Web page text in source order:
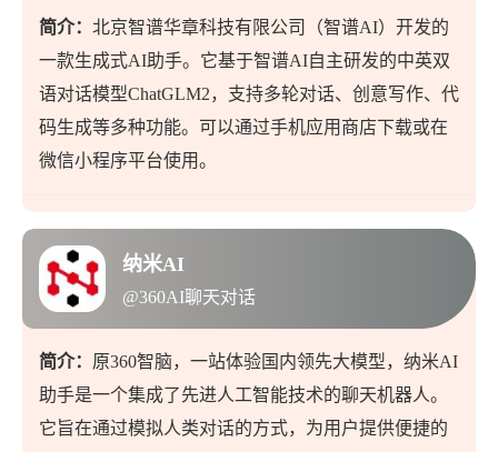
简介： 北京智谱华章科技有限公司（智谱AI）开发的
一款生成式AI助手。它基于智谱AI自主研发的中英双
语对话模型ChatGLM2，支持多轮对话、创意写作、代
码生成等多种功能。可以通过手机应用商店下载或在
微信小程序平台使用。
纳米AI
@360AI聊天对话
简介： 原360智脑，一站体验国内领先大模型，纳米AI
助手是一个集成了先进人工智能技术的聊天机器人。
它旨在通过模拟人类对话的方式，为用户提供便捷的